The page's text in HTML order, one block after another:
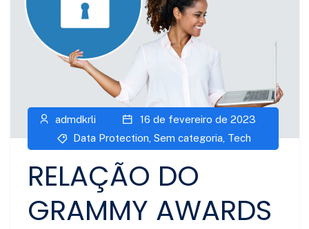
admdkrli
16 de fevereiro de 2023
Data Protection Sem categoria Tech
RELAÇÃO DO
GRAMMY AWARDS